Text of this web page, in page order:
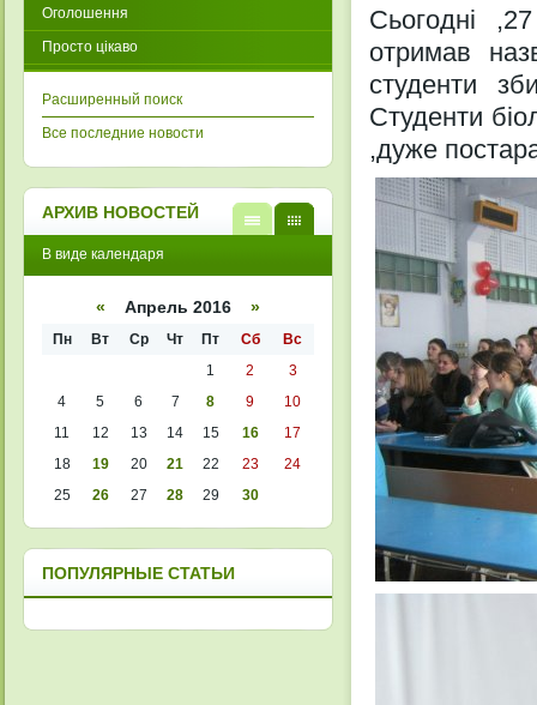
Сьогодні
отримав
студенти
Студенти
,дуже
Оголошення
Просто цікаво
Расширенный поиск
Все последние новости
АРХИВ НОВОСТЕЙ
кален
списк
В виде календаря
« Апрель 2016 »
Пн Вт Ср Чт Пт Сб
Вс
1
2
3
4
5 6 7 8 9
10
11
12 13 14 15 16
17
18
19 20 21 22 23
24
25
26 27 28 29 30
ПОПУЛЯРНЫЕ СТАТЬИ